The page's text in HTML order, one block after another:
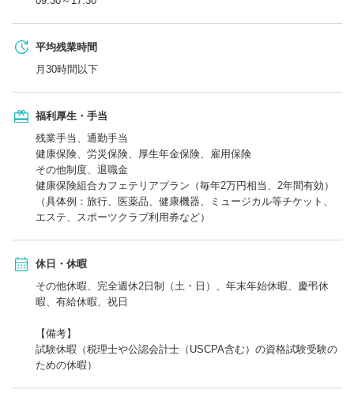
平均残業時間
月30時間以下
福利厚生・手当
残業手当、通勤手当
健康保険、労災保険、厚生年金保険、雇用保険
その他制度、退職金
健康保険組合カフェテリアプラン（毎年2万円相当、2年間有効）
（具体例：旅行、医薬品、健康機器、ミュージカル等チケット、
エステ、スポーツクラブ利用券など）
休日・休暇
その他休暇、完全週休2日制（土・日）、年末年始休暇、慶弔休
暇、有給休暇、祝日
【備考】
試験休暇（税理士や公認会計士（USCPA含む）の資格試験受験の
ための休暇）